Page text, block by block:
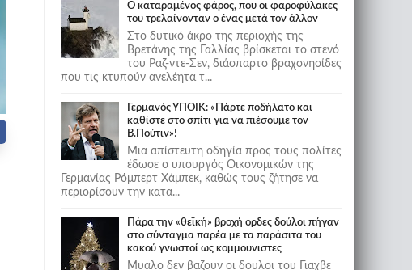
Ο καταραμένος φάρος, που οι φαροφύλακες
του τρελαίνονταν ο ένας μετά τον άλλον
Στο δυτικό άκρο της περιοχής της
Βρετάνης της Γαλλίας βρίσκεται το στενό
του Ραζ-ντε-Σεν, διάσπαρτο βραχονησίδες
που τις κτυπούν ανελέητα τ...
Γερμανός ΥΠΟΙΚ: «Πάρτε ποδήλατο και
καθίστε στο σπίτι για να πιέσουμε τον
Β.Πούτιν»!
Μια απίστευτη οδηγία προς τους πολίτες
έδωσε ο υπουργός Οικονομικών της
Γερμανίας Ρόμπερτ Χάμπεκ, καθώς τους ζήτησε να
περιορίσουν την κατα...
Πάρα την «θεϊκή» βροχή ορδες δούλοι πήγαν
στο σύνταγμα παρέα με τα παράσιτα του
κακού γνωστοί ως κομμουνιστες
Μυαλο δεν βαζουν οι δουλοι του Γιαχβε